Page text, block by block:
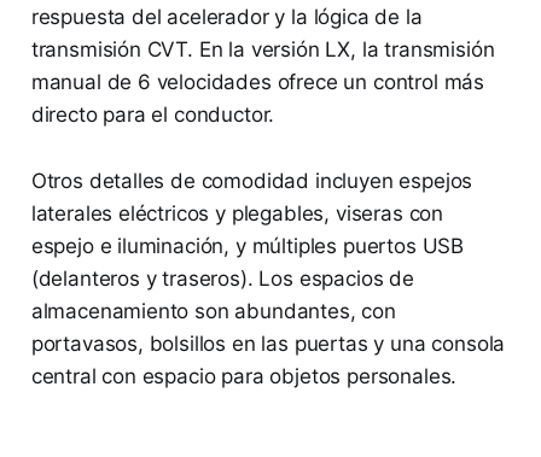
respuesta del acelerador y la lógica de la
transmisión CVT. En la versión LX, la transmisión
manual de 6 velocidades ofrece un control más
directo para el conductor.
Otros detalles de comodidad incluyen espejos
laterales eléctricos y plegables, viseras con
espejo e iluminación, y múltiples puertos USB
(delanteros y traseros). Los espacios de
almacenamiento son abundantes, con
portavasos, bolsillos en las puertas y una consola
central con espacio para objetos personales.